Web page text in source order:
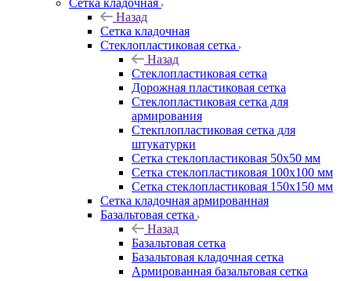
Сетка кладочная
Назад
Сетка кладочная
Стеклопластиковая сетка
Назад
Стеклопластиковая сетка
Дорожная пластиковая сетка
Стеклопластиковая сетка для
армирования
Стекплопластиковая сетка для
штукатурки
Сетка стеклопластиковая 50x50 мм
Сетка стеклопластиковая 100x100 мм
Сетка стеклопластиковая 150x150 мм
Сетка кладочная армированная
Базальтовая сетка
Назад
Базальтовая сетка
Базальтовая кладочная сетка
Армированная базальтовая сетка